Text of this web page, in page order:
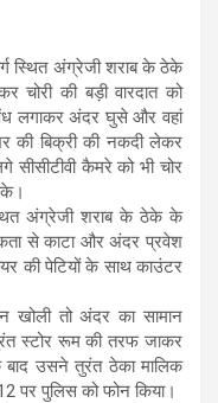
स्थित अंग्रेजी शराब के ठेके
चोरी की बड़ी वारदात को
लगाकर अंदर घुसे और वहां
की बिक्री की नकदी लेकर
कैमरे को भी चोर
अंग्रेजी शराब के ठेके के
से काटा और अंदर प्रवेश
की पेटियों के साथ काउंटर
तो अंदर का सामान
स्टोर रूम की तरफ जाकर
बाद उसने तुरंत ठेका मालिक
पर पुलिस को फोन किया।